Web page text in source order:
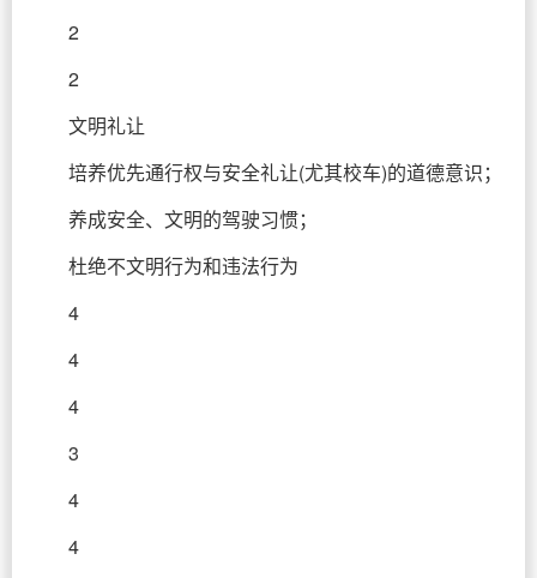
2
2
文明礼让
培养优先通行权与安全礼让(尤其校车)的道德意识；
养成安全、文明的驾驶习惯；
杜绝不文明行为和违法行为
4
4
4
3
4
4